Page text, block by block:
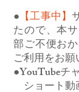
● 【工事中】
たので、本
部ご不便お
ご利用をお
●YouTubeチ
ショート